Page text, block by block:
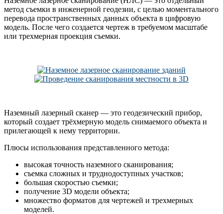
метод съемки в инженерной геодезии, с целью моментального
перевода пространственных данных объекта в цифровую
модель. После чего создается чертеж в требуемом масштабе
или трехмерная проекция съемки.
Наземный лазерный сканер — это геодезический прибор,
который создает трёхмерную модель снимаемого объекта и
прилегающей к нему территории.
Плюсы использования представленного метода:
высокая точность наземного сканирования;
съемка сложных и труднодоступных участков;
большая скоростью съемки;
получение 3D модели объекта;
множество форматов для чертежей и трехмерных
моделей.